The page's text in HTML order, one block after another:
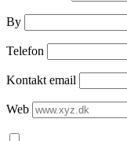
By
Telefon
Kontakt email
Web